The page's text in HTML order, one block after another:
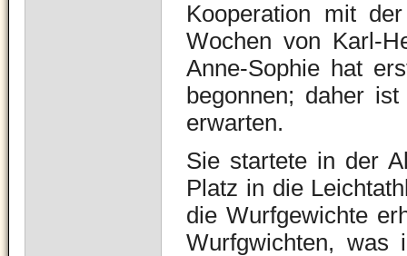
Kooperation mit
Wochen von Karl-
Anne-Sophie hat
begonnen; daher
erwarten.
Sie startete in der
Platz in die
die Wurfgewichte
Wurfgwichten,